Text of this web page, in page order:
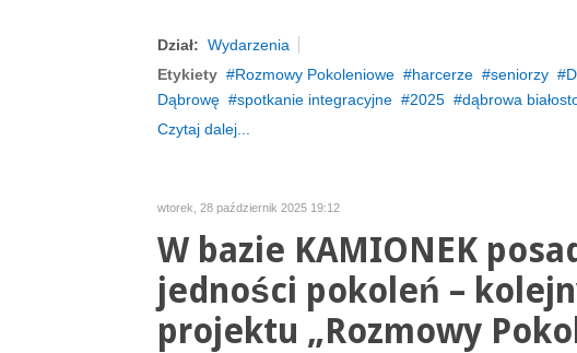
Dział: Wydarzenia
Etykiety
Rozmowy Pokoleniowe harcerze seniorzy
Dąbrowę
spotkanie integracyjne 2025
dąbrowa
Czytaj dalej...
wtorek, 28 październik 2025 19:12
W bazie KAMIONEK
jedności pokoleń –
projektu „Rozmowy